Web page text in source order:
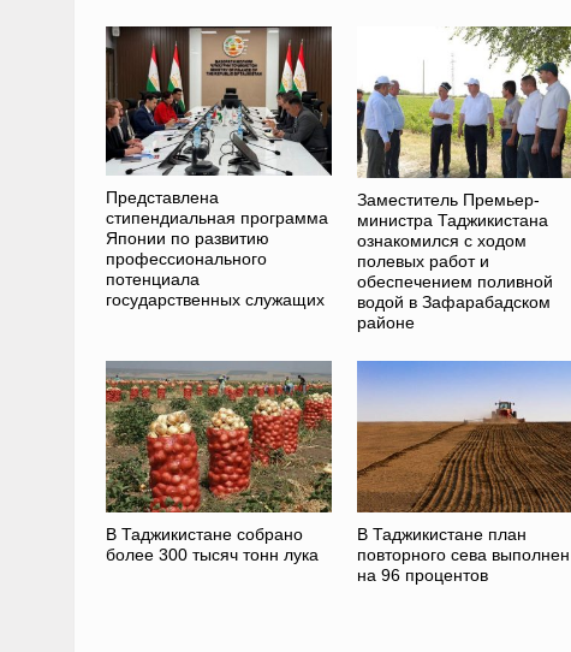
Представлена
стипендиальная программа
Японии по развитию
профессионального
потенциала
государственных служащих
Заместитель Премьер-
министра Таджикистана
ознакомился с ходом
полевых работ и
обеспечением поливной
водой в Зафарабадском
районе
В Таджикистане собрано
более 300 тысяч тонн лука
В Таджикистане план
повторного сева выполнен
на 96 процентов